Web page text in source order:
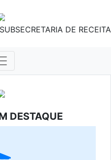
DE RECEITA
DESTAQUE